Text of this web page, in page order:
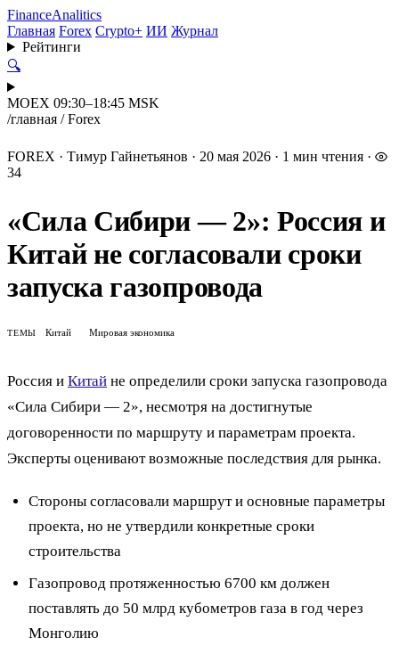
FinanceAnalitics
Главная Forex Crypto+ ИИ Журнал
Рейтинги
🔍
MOEX 09:30–18:45 MSK
/главная / Forex
FOREX · Тимур Гайнетьянов · 20 мая 2026 · 1 мин чтения ·
34
«Сила Сибири — 2»: Россия и
Китай не согласовали сроки
запуска газопровода
ТЕМЫ Китай Мировая экономика
Россия и Китай не определили сроки запуска газопровода
«Сила Сибири — 2», несмотря на достигнутые
договоренности по маршруту и параметрам проекта.
Эксперты оценивают возможные последствия для рынка.
Стороны согласовали маршрут и основные параметры
проекта, но не утвердили конкретные сроки
строительства
Газопровод протяженностью 6700 км должен
поставлять до 50 млрд кубометров газа в год через
Монголию